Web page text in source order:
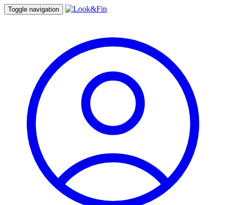
Toggle navigation